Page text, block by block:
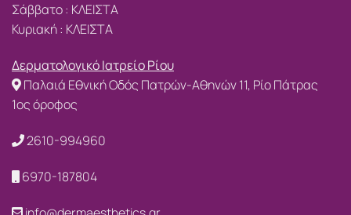
Σάββατο : ΚΛΕΙΣΤΑ
Κυριακή : ΚΛΕΙΣΤΑ
Δερματολογικό Ιατρείο Ρίου
Παλαιά Εθνική Οδός Πατρών-Αθηνών 11, Ρίο Πάτρας
1ος όροφος
2610-994960
6970-187804